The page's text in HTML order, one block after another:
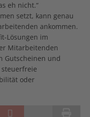
eh nicht.“
setzt, kann genau
ankommen.
Lösungen im
Mitarbeitenden
Gutscheinen und
steuerfreie
oder